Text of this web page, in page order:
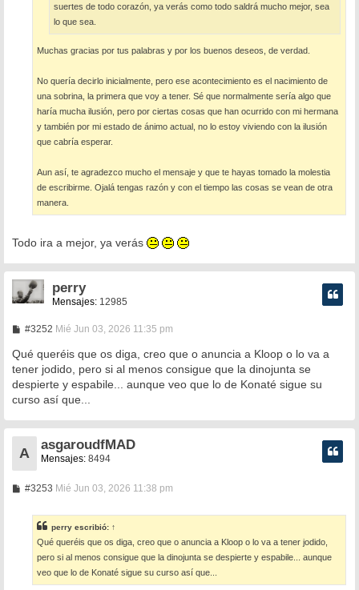
suertes de todo corazón, ya verás como todo saldrá mucho mejor, sea
lo que sea.
Muchas gracias por tus palabras y por los buenos deseos, de verdad.
No quería decirlo inicialmente, pero ese acontecimiento es el nacimiento de
una sobrina, la primera que voy a tener. Sé que normalmente sería algo que
haría mucha ilusión, pero por ciertas cosas que han ocurrido con mi hermana
y también por mi estado de ánimo actual, no lo estoy viviendo con la ilusión
que cabría esperar.
Aun así, te agradezco mucho el mensaje y que te hayas tomado la molestia
de escribirme. Ojalá tengas razón y con el tiempo las cosas se vean de otra
manera.
Todo ira a mejor, ya verás
perry
Mensajes: 12985
#3252M
n
a
j
e
Mié Jun 03, 2026 11:35 pm
Qué queréis que os diga, creo que o anuncia a Kloop o lo va a
tener jodido, pero si al menos consigue que la dinojunta se
despierte y espabile... aunque veo que lo de Konaté sigue su
curso así que...
A
asgaroudfMAD
Mensajes: 8494
#3253M
a
j
e
Mié Jun 03, 2026 11:38 pm
perry escribió: ↑
Qué queréis que os diga, creo que o anuncia a Kloop o lo va a tener jodido,
pero si al menos consigue que la dinojunta se despierte y espabile... aunque
veo que lo de Konaté sigue su curso así que...